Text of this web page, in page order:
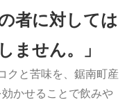
者に対しては
ません。」
クと苦味を、鋸南町産
かせることで飲みや